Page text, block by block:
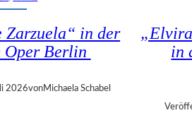
N
D
H
I
N
Zarzuela“ in der
Oper Berlin
2026vonMichaela Schabel
in